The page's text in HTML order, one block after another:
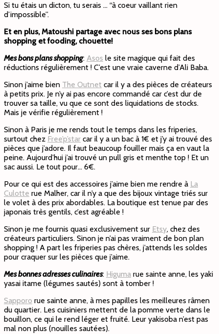
Si tu étais un dicton, tu serais … “à coeur vaillant rien
d’impossible”.
Et en plus, Matoushi partage avec nous ses bons plans
shopping et fooding, chouette!
Mes bons plans shopping: Asos le site magique qui fait des
réductions régulièrement ! C’est une vraie caverne d’Ali Baba.
Sinon j’aime bien The Outnet car il y a des pièces de créateurs
à petits prix. Je n’y ai pas encore commandé car c’est dur de
trouver sa taille, vu que ce sont des liquidations de stocks.
Mais je vérifie régulièrement !
Sinon à Paris je me rends tout le temps dans les friperies,
surtout chez Free’p’star car il y a un bac à 1€ et j’y ai trouvé des
pièces que j’adore. Il faut beaucoup fouiller mais ça en vaut la
peine. Aujourd’hui j’ai trouvé un pull gris et menthe top ! Et un
sac aussi. Le tout pour… 6€.
Pour ce qui est des accessoires j’aime bien me rendre à La
Culotte rue Malher, car il n’y a que des bijoux vintage triés sur
le volet à des prix abordables. La boutique est tenue par des
japonais très gentils, c’est agréable !
Sinon je me fournis quasi exclusivement sur Etsy, chez des
créateurs particuliers. Sinon je n’ai pas vraiment de bon plan
shopping ! A part les friperies pas chères, j’attends les soldes
pour craquer sur les pièces que j’aime.
Mes bonnes adresses culinaires: Higuma rue sainte anne, les yaki
yasai itame (légumes sautés) sont à tomber !
Sapporo rue sainte anne, à mes papilles les meilleures râmen
du quartier. Les cuisiniers mettent de la pomme verte dans le
bouillon, ce qui le rend léger et fruité. Leur yakisoba n’est pas
mal non plus (nouilles sautées).